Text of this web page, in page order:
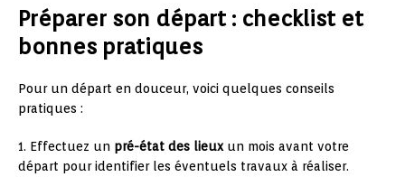
Préparer son départ : checklist et
bonnes pratiques
Pour un départ en douceur, voici quelques conseils
pratiques :
1. Effectuez un pré-état des lieuxun mois avant votre
départ pour identifier les éventuels travaux à réaliser.